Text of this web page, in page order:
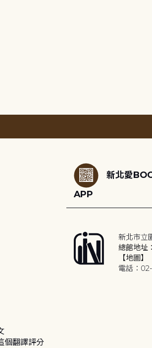
新北愛
APP
新北市立
總館地址
【地圖】
電話：
個翻譯評分